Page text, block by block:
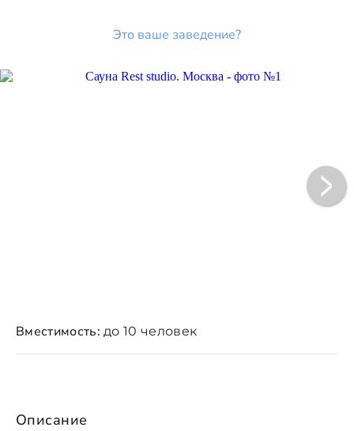
Это ваше заведение?
Описание
Вместимость: до 10 человек